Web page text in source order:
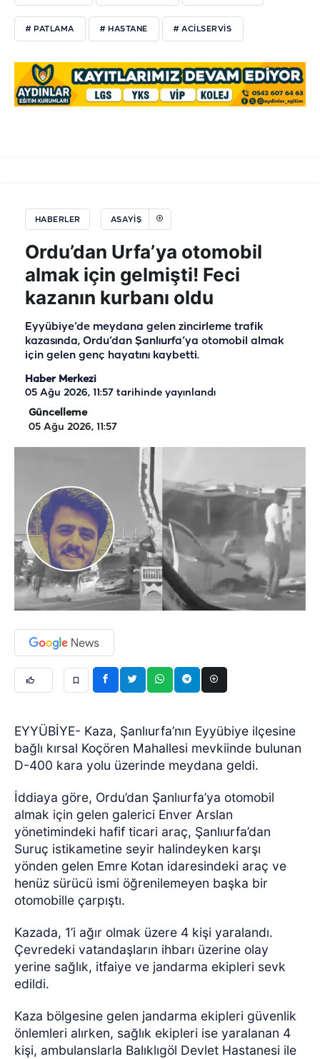
# PATLAMA # HASTANE # ACİLSERVİS
HABERLER ASAYIŞ
Ordu’dan Urfa’ya otomobil
almak için gelmişti! Feci
kazanın kurbanı oldu
Eyyübiye’de meydana gelen zincirleme trafik
kazasında, Ordu’dan Şanlıurfa’ya otomobil almak
için gelen genç hayatını kaybetti.
Haber Merkezi
05 Ağu 2026, 11:57 tarihinde yayınlandı
Güncelleme
05 Ağu 2026, 11:57
EYYÜBİYE- Kaza, Şanlıurfa’nın Eyyübiye ilçesine
bağlı kırsal Koçören Mahallesi mevkiinde bulunan
D-400 kara yolu üzerinde meydana geldi.
İddiaya göre, Ordu’dan Şanlıurfa’ya otomobil
almak için gelen galerici Enver Arslan
yönetimindeki hafif ticari araç, Şanlıurfa’dan
Suruç istikametine seyir halindeyken karşı
yönden gelen Emre Kotan idaresindeki araç ve
henüz sürücü ismi öğrenilemeyen başka bir
otomobille çarpıştı.
Kazada, 1’i ağır olmak üzere 4 kişi yaralandı.
Çevredeki vatandaşların ihbarı üzerine olay
yerine sağlık, itfaiye ve jandarma ekipleri sevk
edildi.
Kaza bölgesine gelen jandarma ekipleri güvenlik
önlemleri alırken, sağlık ekipleri ise yaralanan 4
kişi, ambulanslarla Balıklıgöl Devlet Hastanesi ile